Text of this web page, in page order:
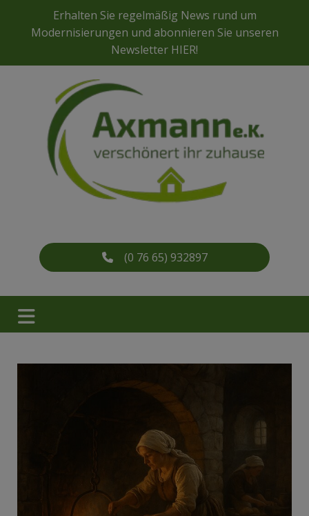
Erhalten Sie regelmäßig News rund um
Modernisierungen und abonnieren Sie unseren
Newsletter HIER!
(0 76 65) 932897